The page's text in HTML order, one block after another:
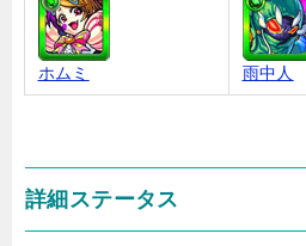
ホムミ 雨中人
詳細ステータス